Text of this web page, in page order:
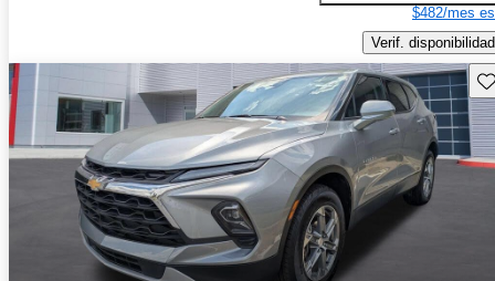
$482/mes
Verif. disponibilidad